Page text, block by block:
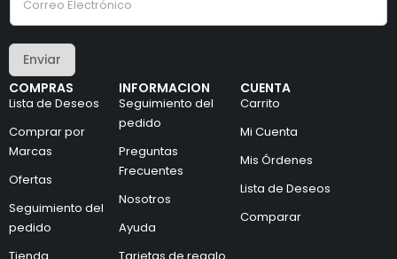
COMPRAS
Lista de Deseos
Comprar por
Marcas
Ofertas
Seguimiento del
pedido
INFORMACION
Seguimiento del
pedido
Preguntas
Frecuentes
Nosotros
Ayuda
CUENTA
Carrito
Mi Cuenta
Mis Órdenes
Lista de Deseos
Comparar
r
o
o
r
r
e
o
e
e
c
t
r
e
e
l
e
t
r
n
c
o
Enviar